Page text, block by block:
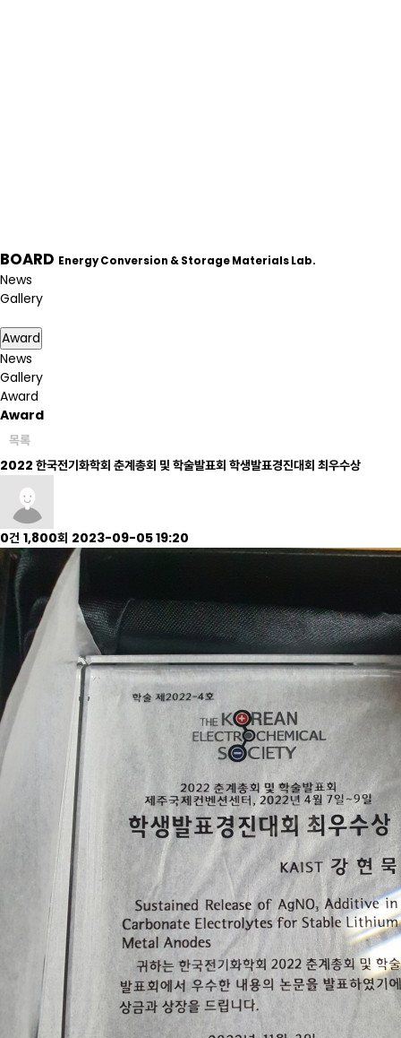
BOARD Energy Conversion & Storage Materials Lab.
News
Gallery
Award
News
Gallery
Award
Award
목록
2022 한국전기화학회 춘계총회 및 학술발표회 학생발표경진대회 최우수상
0건 1,800회 2023-09-05 19:20